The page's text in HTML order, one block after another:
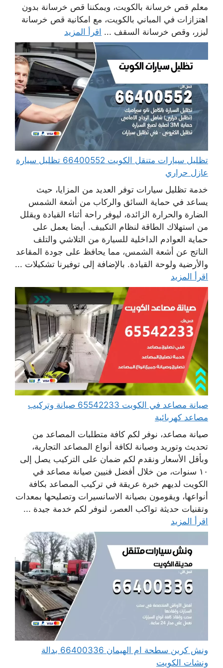
معلم قص خرسانة بالكويت، ويمكننا قص خرسانة بدون
اهتزازات في المباني بالكويت، مع امكانية قص خرسانة
ليزر، وقص خرسانة السقف ... اقرأ المزيد
تظليل سيارات متنقل الكويت 66400552 تظليل سيارة
عازل حراري
خدمة تظليل سيارات توفر العديد من المزايا، حيث
يساعد في حماية السائق والركاب من أشعة الشمس
الضارة والحرارة الزائدة، ليوفر راحة أثناء القيادة ويقلل
من استهلاك الطاقة لنظام التكييف. أيضا يعمل على
حماية العوادم الداخلية للسيارة من التلاشي والتلف
الناتج عن أشعة الشمس، مما يحافظ على جودة المقاعد
والأرضية ولوحة القيادة. بالإضافة إلى توفيرنا تشكيلات ...
اقرأ المزيد
صيانة مصاعد في الكويت 65542233 صيانة وتركيب
مصاعد كهربائية
صيانة مصاعد، نوفر لكم كافة متطلبات المصاعد من
تحديث وتوريد وصيانة لكافة أنواع المصاعد التجارية،
وبأقل الأسعار ونقدم لكم ضمان على التركيب يصل إلى
١٠ سنوات، من خلال أفضل فنيين صيانة مصاعد في
الكويت لديهم خبرة عريقة في تركيب المصاعد بكافة
أنواعها، ويقومون بصيانة الاسانسيرات وتصليحها بمعدات
وتقنيات حديثة تواكب العصر، لنوفر لكم خدمة جيدة ...
اقرأ المزيد
ونش كرين سطحة ام الهيمان 66400336 بدالة
ونشات الكويت